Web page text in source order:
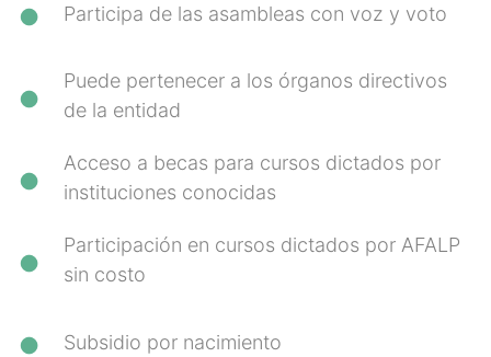
Participa de las asambleas con voz y voto
Puede pertenecer a los órganos directivos
de la entidad
Acceso a becas para cursos dictados por
instituciones conocidas
Participación en cursos dictados por AFALP
sin costo
Subsidio por nacimiento